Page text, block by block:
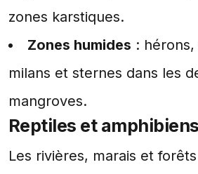
zones karstiques.
Zones humides :
milans et sternes dans les
mangroves.
Reptiles et amphibiens
Les rivières, marais et